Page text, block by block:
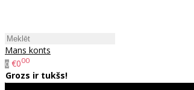
Mans konts
0 €000
Grozs ir tukšs!